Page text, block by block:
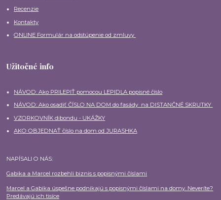
Recenzie
Kontakty
ONLINE Formulár na odstúpenie od zmluvy
Užitočné info
NÁVOD: Ako PRILEPIŤ pomocou LEPIDLA popisné číslo
NÁVOD: Ako osadiť ČÍSLO NA DOM do fasády na DISTANČNÉ SKRUTKY
VZORKOVNÍK dibondu - UKÁŽKY
AKO OBJEDNAŤ číslo na dom od JURASHKA
NAPÍSALI O NÁS:
Gabika a Marcel rozbehli biznis s popisnými číslami
Marcel a Gabika úspešne podnikajú s popisnými číslami na domy. Neveríte?
Predávajú ich tisíce